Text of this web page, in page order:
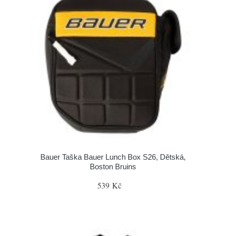
Bauer Taška Bauer Lunch Box S26, Dětská,
Boston Bruins
539 Kč